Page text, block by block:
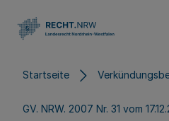
Startseite
GV. NRW. 2007 Nr. 31 vom